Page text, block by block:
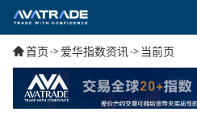
首页->爱华指数资讯-> 当前页